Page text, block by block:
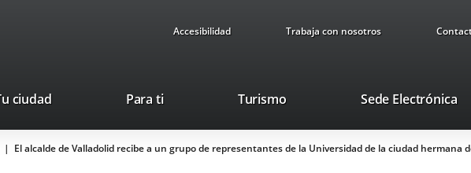
Accesibilidad Trabaja con nosotros
ciudad Para ti TurismoThis
will
open
Sede Electrónica
El alcalde de Valladolid recibe a un grupo de representantes de la Universidad de la ciudad hermana